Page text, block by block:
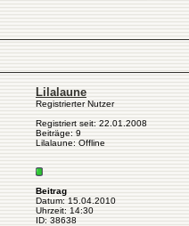
Lilalaune
Registrierter Nutzer
Registriert seit: 22.01.2008
Beiträge: 9
Lilalaune: Offline
Beitrag
Datum: 15.04.2010
Uhrzeit: 14:30
ID: 38638